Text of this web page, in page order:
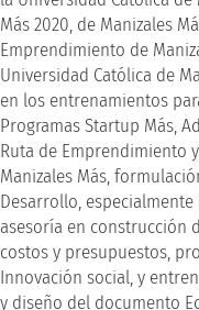
Más 2020, de Manizales
Emprendimiento de
Universidad Católica de
en los entrenamientos
Programas Startup Más,
Ruta de Emprendimiento
Manizales Más,
Desarrollo,
asesoría en construcción
costos y presupuestos,
Innovación social, y
y diseño del documento